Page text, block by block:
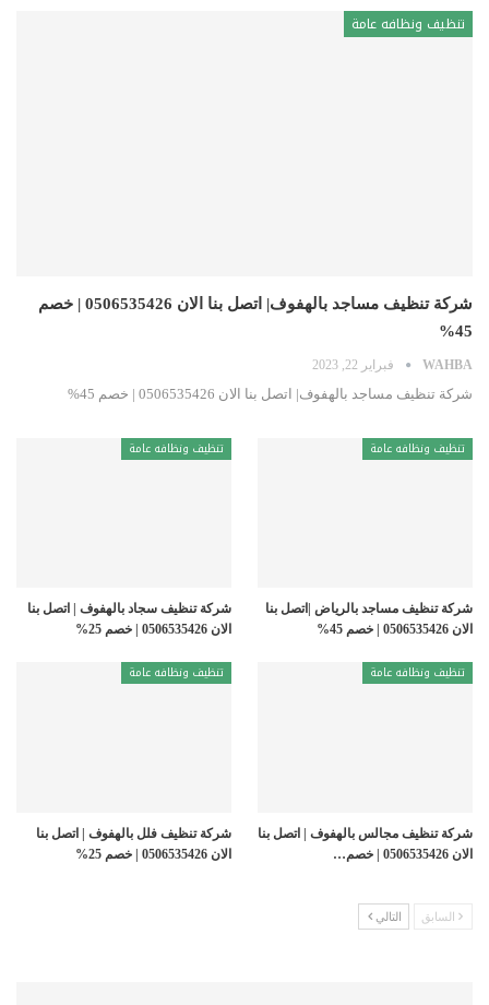
تنظيف ونظافه عامة
شركة تنظيف مساجد بالهفوف| اتصل بنا الان 0506535426 | خصم
45%
WAHBA فبراير 22, 2023
شركة تنظيف مساجد بالهفوف| اتصل بنا الان 0506535426 | خصم 45%
تنظيف ونظافه عامة
شركة تنظيف مساجد بالرياض |اتصل بنا
الان 0506535426 | خصم 45%
تنظيف ونظافه عامة
شركة تنظيف سجاد بالهفوف | اتصل بنا
الان 0506535426 | خصم 25%
تنظيف ونظافه عامة
شركة تنظيف مجالس بالهفوف | اتصل بنا
الان 0506535426 | خصم…
تنظيف ونظافه عامة
شركة تنظيف فلل بالهفوف | اتصل بنا
الان 0506535426 | خصم 25%
السابق التالي